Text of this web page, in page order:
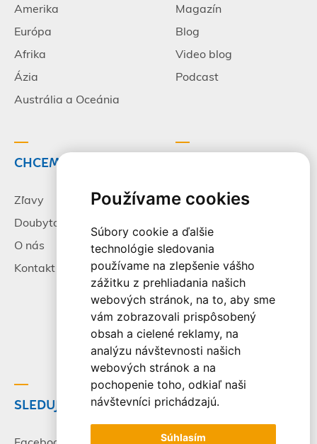
Používame cookies
Súbory cookie a ďalšie
technológie sledovania
používame na zlepšenie vášho
zážitku z prehliadania našich
webových stránok, na to, aby sme
vám zobrazovali prispôsobený
obsah a cielené reklamy, na
analýzu návštevnosti našich
webových stránok a na
pochopenie toho, odkiaľ naši
návštevníci prichádzajú.
Súhlasím
Amerika
Európa
Afrika
Ázia
Austrália a Oceánia
Magazín
Blog
Video blog
Podcast
CHCEM CESTOVAŤ
Zľavy
Doubytovanie
O nás
Kontakt
Pracovné príležitosti
Všeobecné zmluvné
podmienky
Alternatívne riešenie
sporov
Spracovanie osobných
údajov
SLEDUJTE NÁS
Travel, s.r.o. Všetky práva
vyhradené.